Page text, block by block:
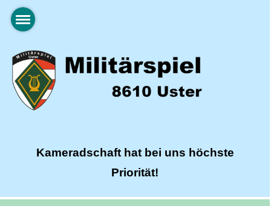
Kameradschaft hat bei uns höchste
Priorität!